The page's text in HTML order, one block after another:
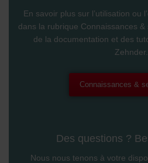
En savoir plus sur l’utilisation ou
dans la rubrique Connaissances
de la documentation et des
Zehnder.
Connaissances &
Des questions ?
Nous nous tenons à votre